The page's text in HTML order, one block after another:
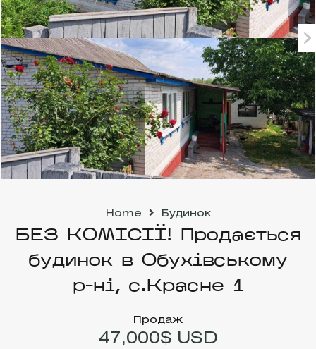
Home Будинок
БЕЗ КОМІСІЇ! Продається
будинок в Обухівському
р-ні, с.Красне 1
Продаж
47,000$ USD